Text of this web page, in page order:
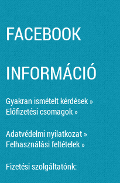
FACEBOOK
INFORMÁCIÓ
Gyakran ismételt kérdések »
Előfizetési csomagok »
Adatvédelmi nyilatkozat »
Felhasználási feltételek »
Fizetési szolgáltatónk: